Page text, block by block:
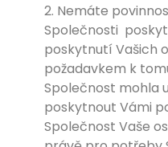
2. Nemáte
Společnosti
poskytnutí Vašich
požadavkem k
Společnost mohla
poskytnout Vámi
Společnost Vaše